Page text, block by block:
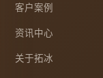
客户案例
资讯中心
关于拓冰